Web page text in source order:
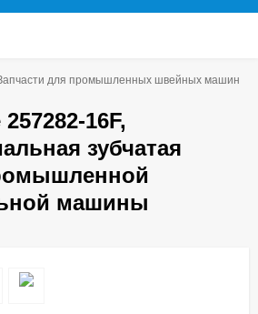
для промышленных швейных машин
16F,
зубчатая
машины